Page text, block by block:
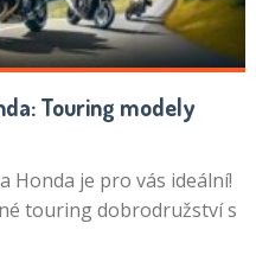
Touring modely
Honda je pro vás ideální!
touring dobrodružství s